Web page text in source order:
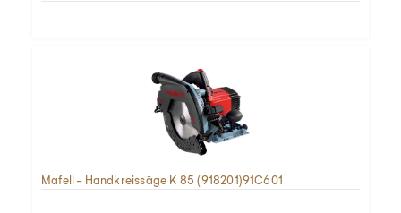
Mafell - Handkreissäge K 85 (918201)91C601